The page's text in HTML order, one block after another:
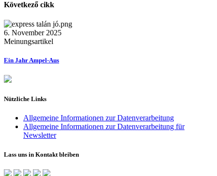
Következő cikk
6. November 2025
Meinungsartikel
Ein Jahr Ampel-Aus
Nützliche Links
Allgemeine Informationen zur Datenverarbeitung
Allgemeine Informationen zur Datenverarbeitung für
Newsletter
Lass uns in Kontakt bleiben